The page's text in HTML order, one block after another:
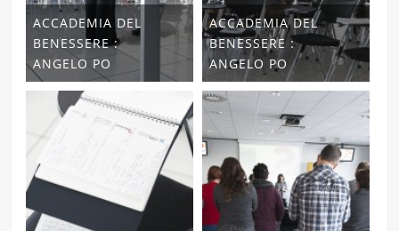
ACCADEMIA DEL
BENESSERE :
ANGELO PO
ACCADEMIA DEL
BENESSERE :
ANGELO PO